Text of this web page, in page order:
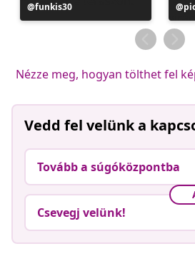
Bejegyzés
közzétevője
funkis30
Nézze meg, hogyan tölthet fel
Vedd fel velünk a
Tovább a súgóközpontba
Csevegj velünk!